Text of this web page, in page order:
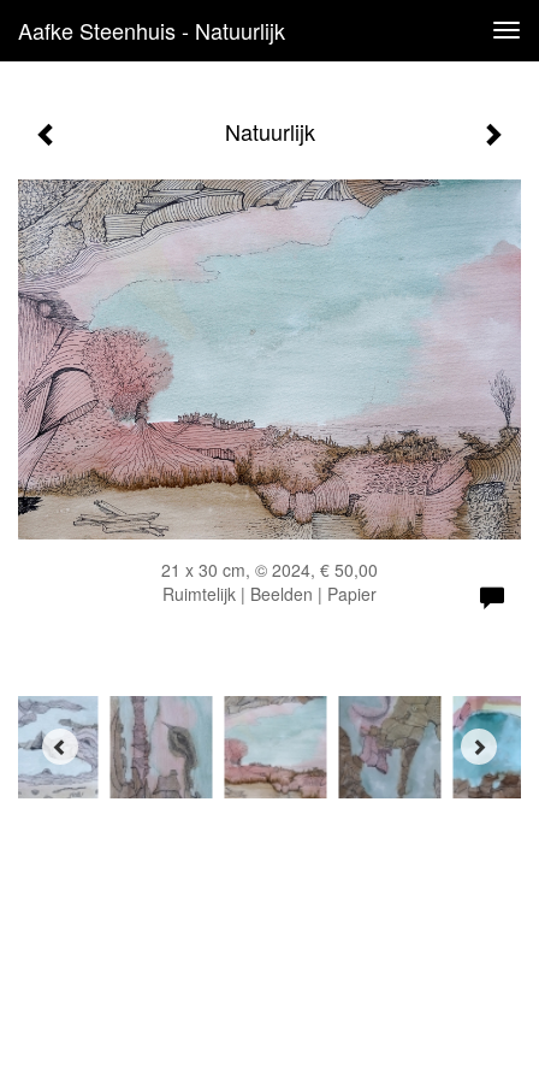
Aafke Steenhuis - Natuurlijk
Natuurlijk
21 x 30 cm, © 2024, € 50,00
Ruimtelijk | Beelden | Papier